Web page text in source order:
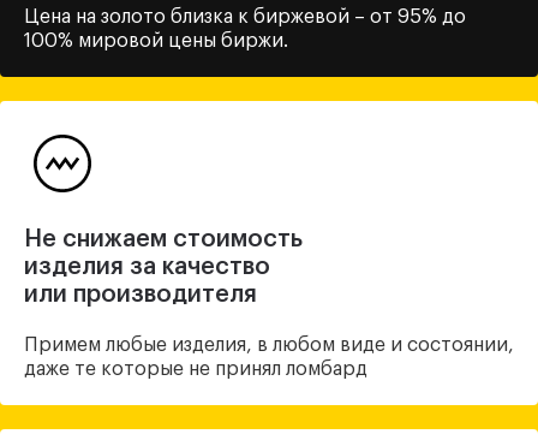
Цена на золото близка к биржевой – от 95% до
100% мировой цены биржи.
Не снижаем стоимость
изделия за качество
или производителя
Примем любые изделия, в любом виде и состоянии,
даже те которые не принял ломбард